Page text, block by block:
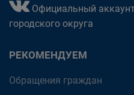
Официальный
городского округа
РЕКОМЕНДУЕМ
Обращения граждан